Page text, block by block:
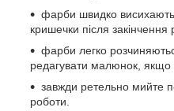
фарби швидко
кришечки після закінчення
фарби легко
редагувати малюнок, якщо
завжди ретельно мийте
роботи.